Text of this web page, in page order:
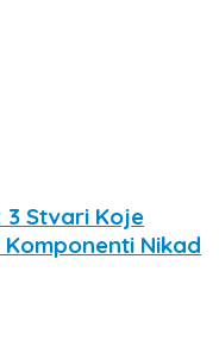
3 Stvari Koje
Nikad